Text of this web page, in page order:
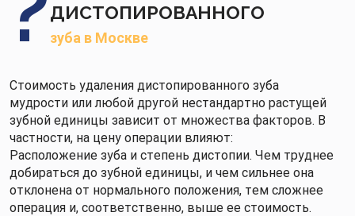
ДИСТОПИРОВАННОГО
зуба в Москве
Стоимость удаления дистопированного зуба
мудрости или любой другой нестандартно растущей
зубной единицы зависит от множества факторов. В
частности, на цену операции влияют:
Расположение зуба и степень дистопии. Чем труднее
добираться до зубной единицы, и чем сильнее она
отклонена от нормального положения, тем сложнее
операция и, соответственно, выше ее стоимость.